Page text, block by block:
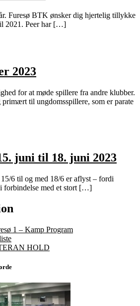
Furesø BTK ønsker dig hjertelig tillykke
2021. Peer har […]
2023
for at møde spillere fra andre klubber.
til ungdomsspillere, som er parate
juni til 18. juni 2023
6 til og med 18/6 er aflyst – fordi
forbindelse med et stort […]
1 – Kamp Program
HOLD